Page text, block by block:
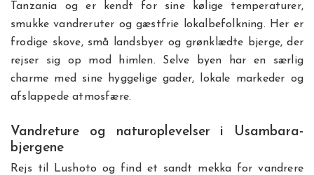
Tanzania og er kendt for sine kølige temperaturer,
smukke vandreruter og gæstfrie lokalbefolkning. Her er
frodige skove, små landsbyer og grønklædte bjerge, der
rejser sig op mod himlen. Selve byen har en særlig
charme med sine hyggelige gader, lokale markeder og
afslappede atmosfære.
Vandreture og naturoplevelser i Usambara-
bjergene
Rejs til Lushoto og find et sandt mekka for vandrere